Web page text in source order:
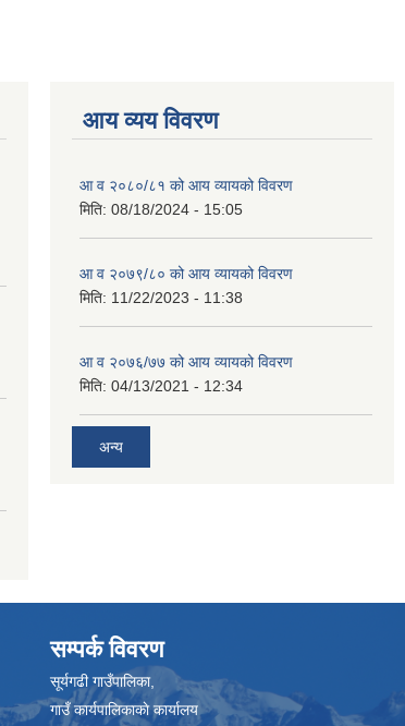
आय व्यय विवरण
आ व २०८०/८१ को आय व्यायको विवरण
मिति: 08/18/2024 - 15:05
आ व २०७९/८० को आय व्यायको विवरण
मिति: 11/22/2023 - 11:38
आ व २०७६/७७ को आय व्यायको विवरण
मिति: 04/13/2021 - 12:34
अन्य
सम्पर्क विवरण
सूर्यगढी गाउँपालिका,
गाउँ कार्यपालिकाकाे कार्यालय